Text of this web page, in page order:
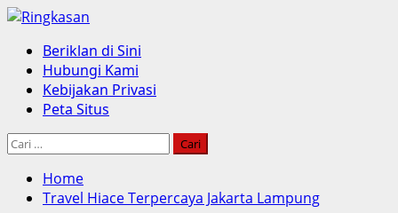
Skip
content
Primary
Menu
Beriklan di Sini
Hubungi Kami
Kebijakan Privasi
Peta Situs
Cari
Home
Travel Hiace Terpercaya Jakarta Lampung